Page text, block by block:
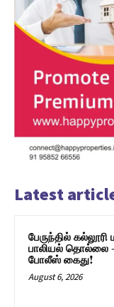
Latest
பேருந்தில்
பாலியல்
போலீஸ் கைது!
August 6, 2026